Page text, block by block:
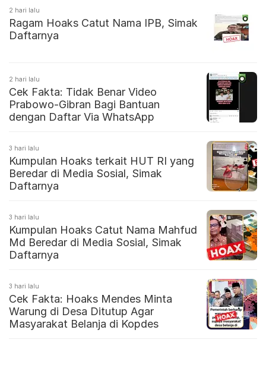
2 hari lalu
Ragam Hoaks Catut Nama IPB, Simak
Daftarnya
2 hari lalu
Cek Fakta: Tidak Benar Video
Prabowo-Gibran Bagi Bantuan
dengan Daftar Via WhatsApp
3 hari lalu
Kumpulan Hoaks terkait HUT RI yang
Beredar di Media Sosial, Simak
Daftarnya
3 hari lalu
Kumpulan Hoaks Catut Nama Mahfud
Md Beredar di Media Sosial, Simak
Daftarnya
3 hari lalu
Cek Fakta: Hoaks Mendes Minta
Warung di Desa Ditutup Agar
Masyarakat Belanja di Kopdes